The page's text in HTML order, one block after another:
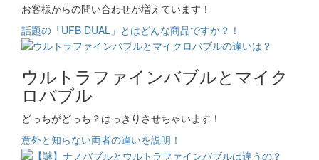
お客様からの問い合わせが増えています！
話題の「UFB DUAL」とはどんな商品ですか？！
ウルトラファインバブルとマイク
ロバブル
どっちがどっち？はっきりさせちゃいます！
意外と知らない両者の違いを説明！